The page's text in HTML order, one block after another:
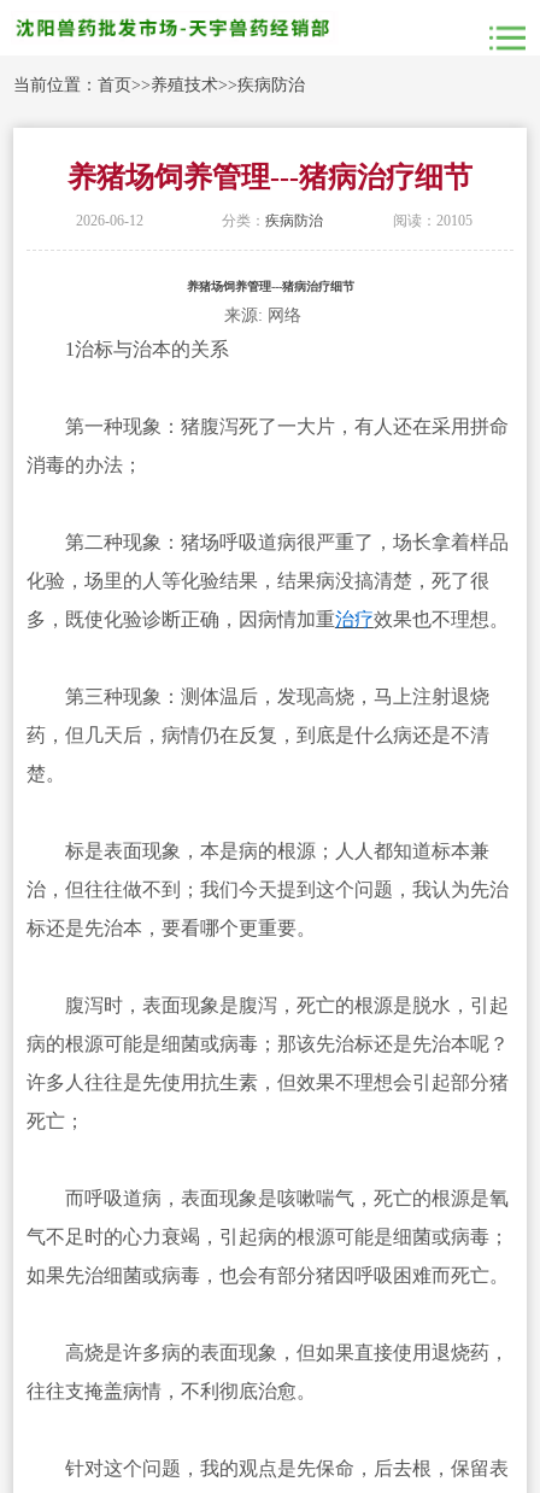
当前位置：首页>>养殖技术>>疾病防治
养猪场饲养管理---猪病治疗细节
2026-06-12 分类： 疾病防治 阅读：20105
养猪场饲养管理---猪病治疗细节
来源: 网络
1治标与治本的关系
第一种现象：猪腹泻死了一大片，有人还在采用拼命
消毒的办法；
第二种现象：猪场呼吸道病很严重了，场长拿着样品
化验，场里的人等化验结果，结果病没搞清楚，死了很
多，既使化验诊断正确，因病情加重治疗效果也不理想。
第三种现象：测体温后，发现高烧，马上注射退烧
药，但几天后，病情仍在反复，到底是什么病还是不清
楚。
标是表面现象，本是病的根源；人人都知道标本兼
治，但往往做不到；我们今天提到这个问题，我认为先治
标还是先治本，要看哪个更重要。
腹泻时，表面现象是腹泻，死亡的根源是脱水，引起
病的根源可能是细菌或病毒；那该先治标还是先治本呢？
许多人往往是先使用抗生素，但效果不理想会引起部分猪
死亡；
而呼吸道病，表面现象是咳嗽喘气，死亡的根源是氧
气不足时的心力衰竭，引起病的根源可能是细菌或病毒；
如果先治细菌或病毒，也会有部分猪因呼吸困难而死亡。
高烧是许多病的表面现象，但如果直接使用退烧药，
往往支掩盖病情，不利彻底治愈。
针对这个问题，我的观点是先保命，后去根，保留表